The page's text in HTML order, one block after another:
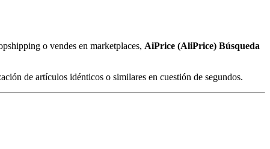
o vendes en marketplaces, AiPrice (AliPrice) Búsqueda
de artículos idénticos o similares en cuestión de segundos.